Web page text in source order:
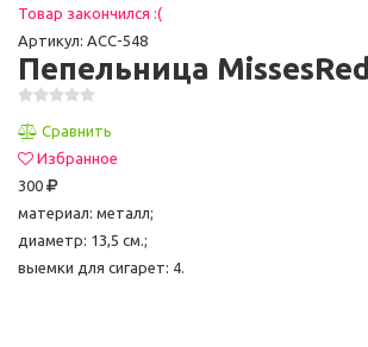
Товар закончился :(
Артикул: ACC-548
Пепельница MissesRed
Сравнить
Избранное
300
материал: металл;
диаметр: 13,5 см.;
выемки для сигарет: 4.